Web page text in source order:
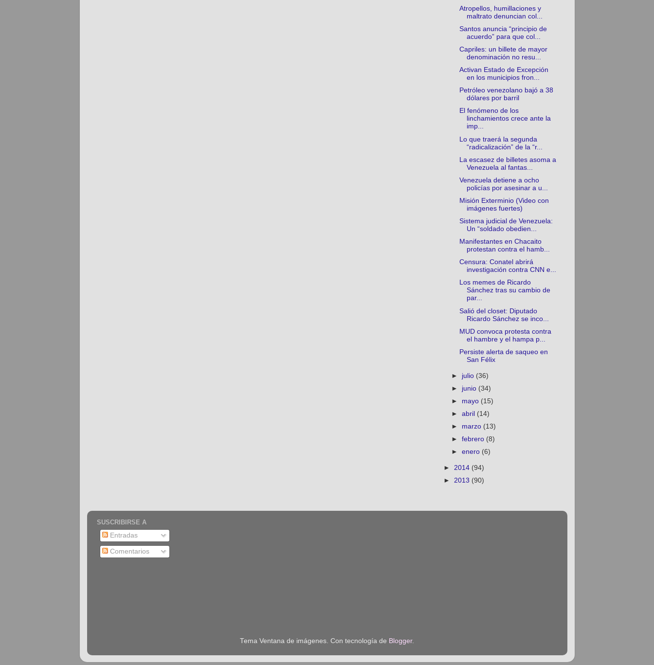
Atropellos, humillaciones y
maltrato denuncian col...
Santos anuncia “principio de
acuerdo” para que col...
Capriles: un billete de mayor
denominación no resu...
Activan Estado de Excepción
en los municipios fron...
Petróleo venezolano bajó a 38
dólares por barril
El fenómeno de los
linchamientos crece ante la
imp...
Lo que traerá la segunda
“radicalización” de la “r...
La escasez de billetes asoma a
Venezuela al fantas...
Venezuela detiene a ocho
policías por asesinar a u...
Misión Exterminio (Video con
imágenes fuertes)
Sistema judicial de Venezuela:
Un “soldado obedien...
Manifestantes en Chacaito
protestan contra el hamb...
Censura: Conatel abrirá
investigación contra CNN e...
Los memes de Ricardo
Sánchez tras su cambio de
par...
Salió del closet: Diputado
Ricardo Sánchez se inco...
MUD convoca protesta contra
el hambre y el hampa p...
Persiste alerta de saqueo en
San Félix
► julio (36)
► junio (34)
► mayo (15)
► abril (14)
► marzo (13)
► febrero (8)
► enero (6)
► 2014 (94)
► 2013 (90)
SUSCRIBIRSE A
Entradas
Comentarios
Tema Ventana de imágenes. Con tecnología de Blogger.